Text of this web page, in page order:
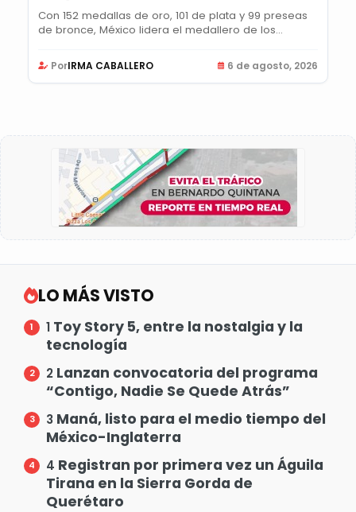
Con 152 medallas de oro, 101 de plata y 99 preseas
de bronce, México lidera el medallero de los...
PorIRMA CABALLERO 6 de agosto, 2026
LO MÁS VISTO
1 Toy Story 5, entre la nostalgia y la
tecnología
2 Lanzan convocatoria del programa
“Contigo, Nadie Se Quede Atrás”
3 Maná, listo para el medio tiempo del
México-Inglaterra
4 Registran por primera vez un Águila
Tirana en la Sierra Gorda de
Querétaro